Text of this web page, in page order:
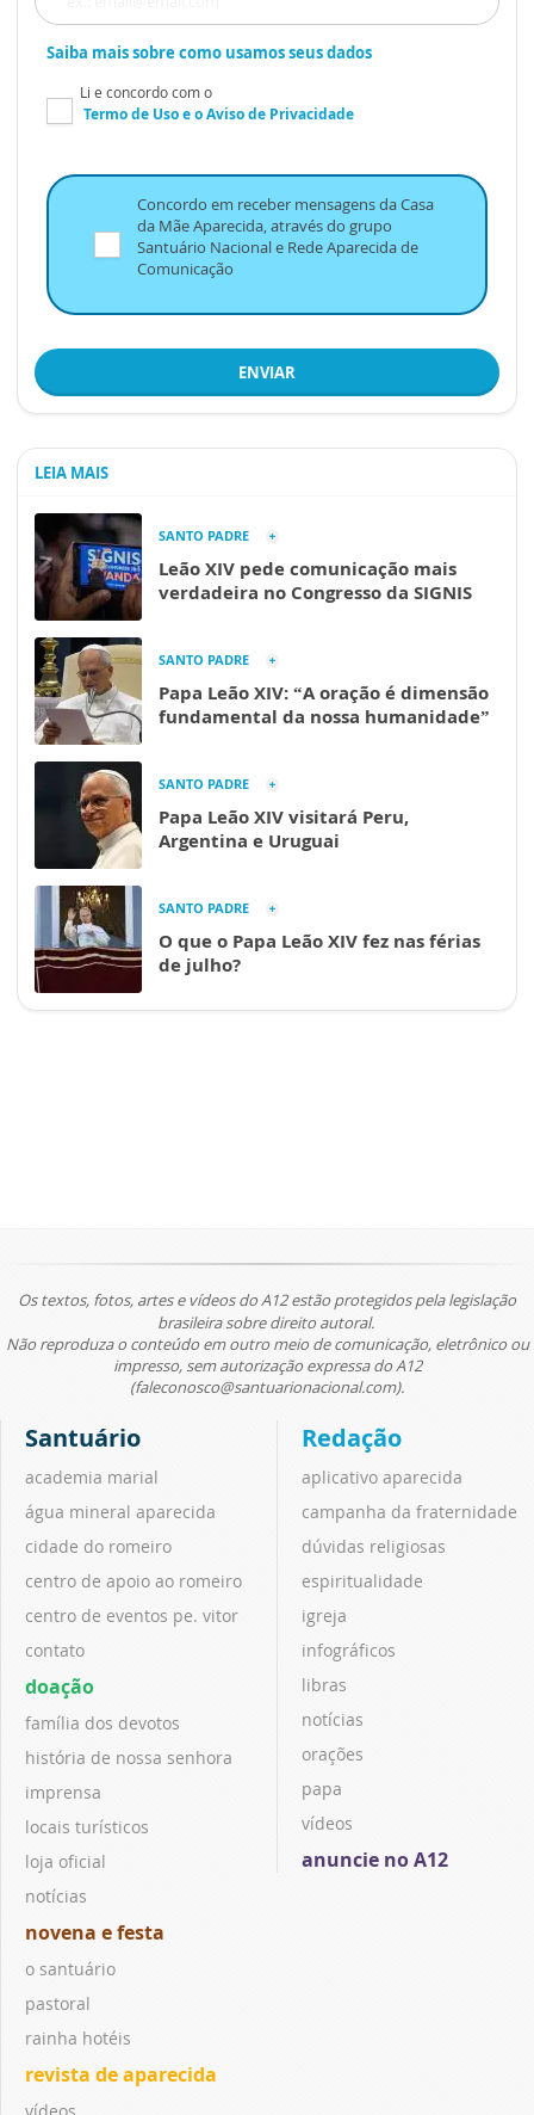
Saiba mais sobre como usamos seus dados
Li e concordo com o
Termo de Usoe oAviso de Privacidade
Concordo em receber mensagens da Casa
da Mãe Aparecida, através do grupo
Santuário Nacional e Rede Aparecida de
Comunicação
ENVIAR
LEIA MAIS
SANTO PADRE
Leão XIV pede comunicação mais
verdadeira no Congresso da SIGNIS
SANTO PADRE
Papa Leão XIV: “A oração é dimensão
fundamental da nossa humanidade”
SANTO PADRE
Papa Leão XIV visitará Peru,
Argentina e Uruguai
SANTO PADRE
O que o Papa Leão XIV fez nas férias
de julho?
Os textos, fotos, artes e vídeos do A12 estão protegidos pela legislação
brasileira sobre direito autoral.
Não reproduza o conteúdo em outro meio de comunicação, eletrônico ou
impresso, sem autorização expressa do A12
(faleconosco@santuarionacional.com).
Santuário
academia marial
água mineral aparecida
cidade do romeiro
centro de apoio ao romeiro
centro de eventos pe. vitor
contato
doação
família dos devotos
história de nossa senhora
imprensa
locais turísticos
loja oficial
notícias
novena e festa
o santuário
pastoral
rainha hotéis
revista de aparecida
Redação
aplicativo aparecida
campanha da fraternidade
dúvidas religiosas
espiritualidade
igreja
infográficos
libras
notícias
orações
papa
vídeos
anuncie no A12